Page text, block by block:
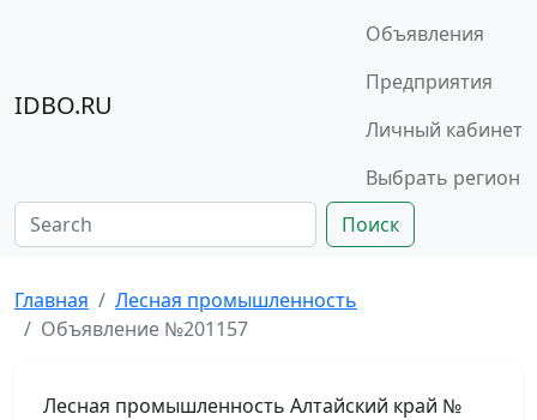
IDBO.RU
Объявления
Предприятия
Личный кабинет
Выбрать регион
Поиск
Главная
Лесная промышленность
Объявление №201157
Лесная промышленность Алтайский край №